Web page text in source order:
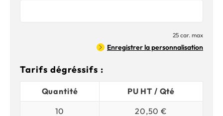
25 car. max
Enregistrer la personnalisation
Tarifs dégréssifs :
Quantité
PU HT / Qté
10
20,50 €